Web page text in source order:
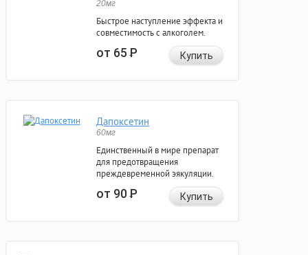
20мг
Быстрое наступление эффекта и
совместимость с алкоголем.
от 65Р Купить
Дапоксетин
60мг
Единственный в мире препарат
для предотвращения
преждевременной эякуляции.
от 90Р Купить